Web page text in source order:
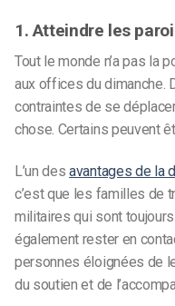
1. Atteindre les
Tout le monde n’a pas la
aux offices du dimanche.
contraintes de se
chose. Certains peuvent
L’un desavantages de la
c’est que les familles de
militaires qui sont
également rester en
personnes éloignées de
du soutien et de